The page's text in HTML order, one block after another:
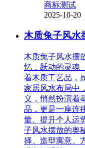
商标测试
2025-10-20
木质兔子风水
木质兔子风水摆
忆，跃动的灵魂
着木质工艺品，
家居风水布局中
义，悄然扮演着
品，更是一座连
量、提升个人运
子风水摆放的奥
择、造型寓意、